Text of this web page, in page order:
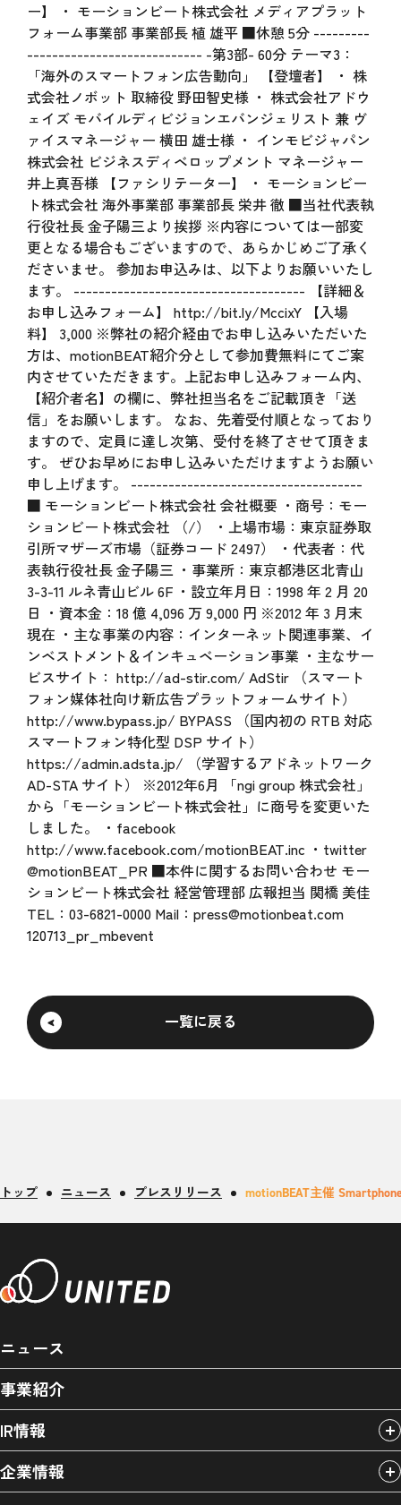
ー】 ・ モーションビート株式会社 メディアプラット
フォーム事業部 事業部長 植 雄平 ■休憩 5分 ---------
---------------------------- -第3部- 60分 テーマ3：
「海外のスマートフォン広告動向」 【登壇者】 ・ 株
式会社ノボット 取締役 野田智史様 ・ 株式会社アドウ
ェイズ モバイルディビジョンエバンジェリスト 兼 ヴ
ァイスマネージャー 横田 雄士様 ・ インモビジャパン
株式会社 ビジネスディベロップメント マネージャー
井上真吾様 【ファシリテーター】 ・ モーションビー
ト株式会社 海外事業部 事業部長 栄井 徹 ■当社代表執
行役社長 金子陽三より挨拶 ※内容については一部変
更となる場合もございますので、あらかじめご了承く
ださいませ。 参加お申込みは、以下よりお願いいたし
ます。 ------------------------------------- 【詳細＆
お申し込みフォーム】 http://bit.ly/MccixY 【入場
料】 3,000 ※弊社の紹介経由でお申し込みいただいた
方は、motionBEAT紹介分として参加費無料にてご案
内させていただきます。上記お申し込みフォーム内、
【紹介者名】の欄に、弊社担当名をご記載頂き「送
信」をお願いします。 なお、先着受付順となっており
ますので、定員に達し次第、受付を終了させて頂きま
す。 ぜひお早めにお申し込みいただけますようお願い
申し上げます。 -------------------------------------
■ モーションビート株式会社 会社概要 ・商号：モー
ションビート株式会社 （/） ・上場市場：東京証券取
引所マザーズ市場（証券コード 2497） ・代表者：代
表執行役社長 金子陽三 ・事業所：東京都港区北青山
3-3-11 ルネ青山ビル 6F ・設立年月日：1998 年 2 月 20
日 ・資本金：18 億 4,096 万 9,000 円 ※2012 年 3 月末
現在 ・主な事業の内容：インターネット関連事業、イ
ンベストメント＆インキュベーション事業 ・主なサー
ビスサイト： http://ad-stir.com/ AdStir （スマート
フォン媒体社向け新広告プラットフォームサイト）
http://www.bypass.jp/ BYPASS （国内初の RTB 対応
スマートフォン特化型 DSP サイト）
https://admin.adsta.jp/ （学習するアドネットワーク
AD-STA サイト） ※2012年6月 「ngi group 株式会社」
から「モーションビート株式会社」に商号を変更いた
しました。 ・facebook
http://www.facebook.com/motionBEAT.inc ・twitter
@motionBEAT_PR ■本件に関するお問い合わせ モー
ションビート株式会社 経営管理部 広報担当 関橋 美佳
TEL：03-6821-0000 Mail：press@motionbeat.com
120713_pr_mbevent
一覧に戻る
トップ ニュース プレスリリース motionBEAT主催
ニュース
事業紹介
IR情報
企業情報